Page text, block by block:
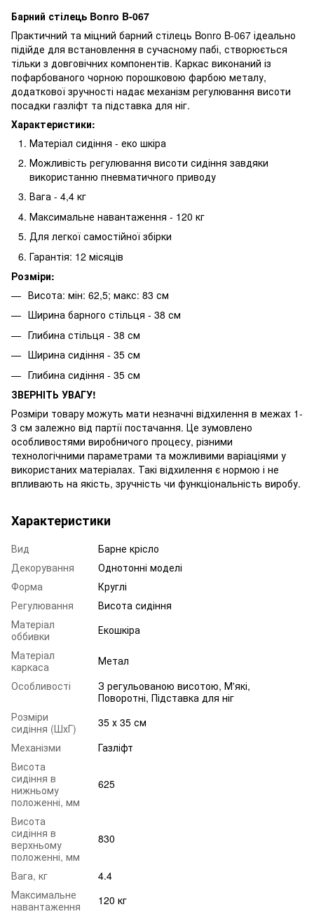
Барний стілець Bonro B-067
Практичний та міцний барний стілець Bonro B-067 ідеально
підійде для встановлення в сучасному пабі, створюється
тільки з довговічних компонентів. Каркас виконаний із
пофарбованого чорною порошковою фарбою металу,
додаткової зручності надає механізм регулювання висоти
посадки газліфт та підставка для ніг.
Характеристики:
Матеріал сидіння - еко шкіра
Можливість регулювання висоти сидіння завдяки
використанню пневматичного приводу
Вага - 4,4 кг
Максимальне навантаження - 120 кг
Для легкої самостійної збірки
Гарантія: 12 місяців
Розміри:
Висота: мін: 62,5; макс: 83 см
Ширина барного стільця - 38 см
Глибина стільця - 38 см
Ширина сидіння - 35 см
Глибина сидіння - 35 см
ЗВЕРНІТЬ УВАГУ!
Розміри товару можуть мати незначні відхилення в межах 1-
3 см залежно від партії постачання. Це зумовлено
особливостями виробничого процесу, різними
технологічними параметрами та можливими варіаціями у
використаних матеріалах. Такі відхилення є нормою і не
впливають на якість, зручність чи функціональність виробу.
Характеристики
Вид
Барне крісло
Декорування
Однотонні моделі
Форма
Круглі
Регулювання
Висота сидіння
Матеріал
оббивки
Екошкіра
Матеріал
каркаса
Метал
Особливості
З регульованою висотою, М'які,
Поворотні, Підставка для ніг
Розміри
сидіння (ШхГ)
35 х 35 см
Механізми
Газліфт
Висота
сидіння в
нижньому
положенні, мм
625
Висота
сидіння в
верхньому
положенні, мм
830
Вага, кг
4.4
Максимальне
навантаження
120 кг